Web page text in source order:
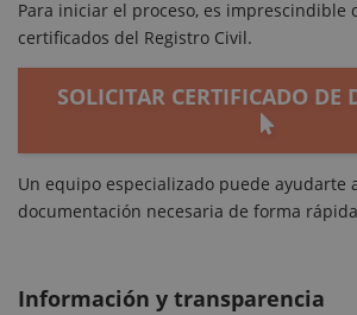
Para iniciar el proceso, es imprescindible
certificados del Registro Civil.
SOLICITAR CERTIFICADO DE
Un equipo especializado puede ayudarte
documentación necesaria de forma
Información y transparencia